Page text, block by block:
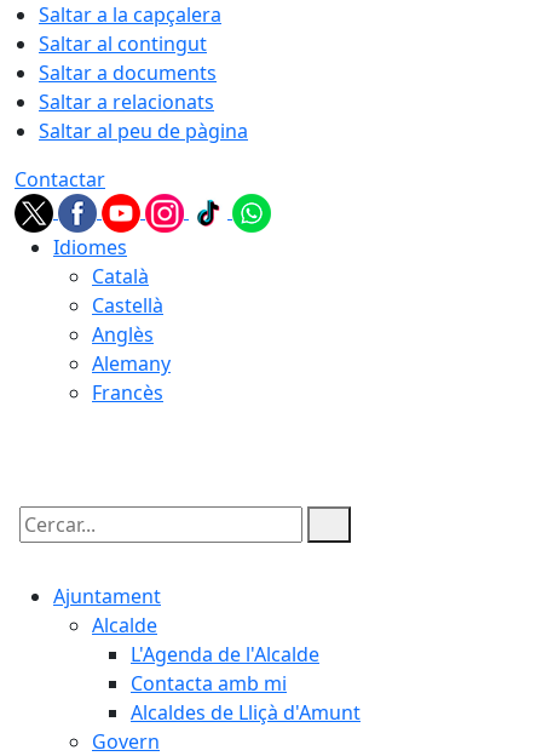
Saltar a la capçalera
Saltar al contingut
Saltar a documents
Saltar a relacionats
Saltar al peu de pàgina
Contactar
Idiomes
Català
Castellà
Anglès
Alemany
Francès
Cercar:
Ajuntament
Alcalde
L'Agenda de l'Alcalde
Contacta amb mi
Alcaldes de Lliçà d'Amunt
Govern